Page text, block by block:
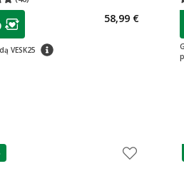
4.83
klubo narių
VESK25 patarimas
58,99 €